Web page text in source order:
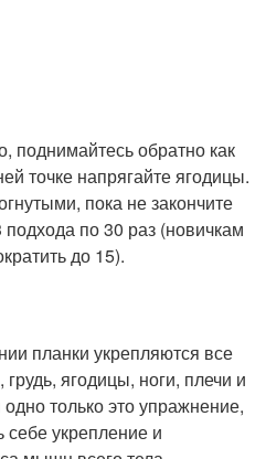
поднимайтесь обратно как
точке напрягайте ягодицы.
пока не закончите
по 30 раз (новичкам
до 15).
планки укрепляются все
ягодицы, ноги, плечи и
только это упражнение,
укрепление и